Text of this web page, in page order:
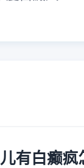
有白癫疯